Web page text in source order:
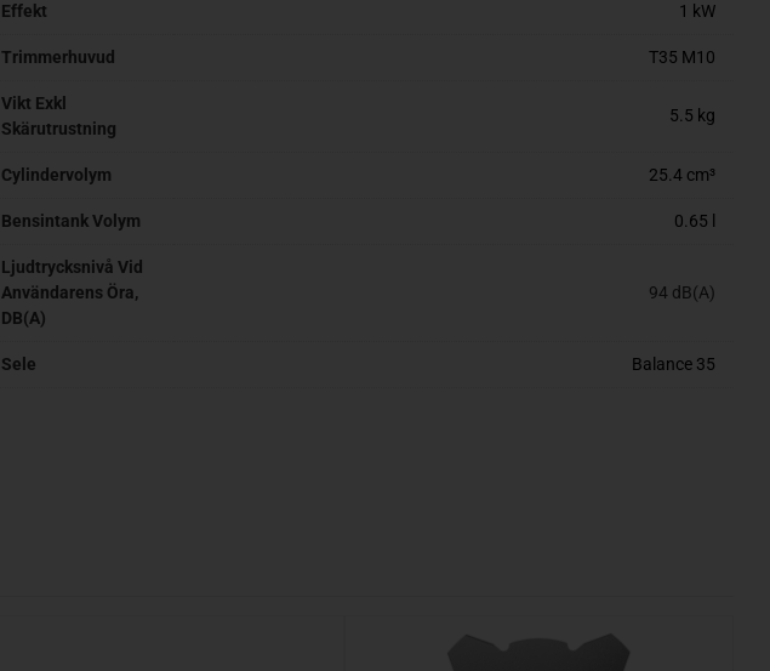
Effekt 1 kW
Trimmerhuvud T35 M10
Vikt Exkl
Skärutrustning
5.5 kg
Cylindervolym 25.4 cm³
Bensintank Volym 0.65 l
Ljudtrycksnivå Vid
Användarens Öra,
DB(A)
94 dB(A)
Sele Balance 35